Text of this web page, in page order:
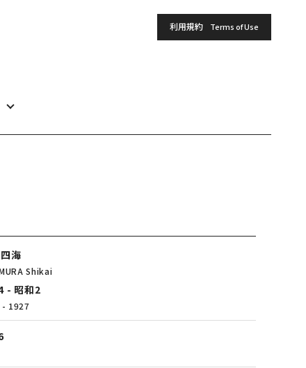
利用規約 Terms of Use
海
Shikai
- 昭和2
1927